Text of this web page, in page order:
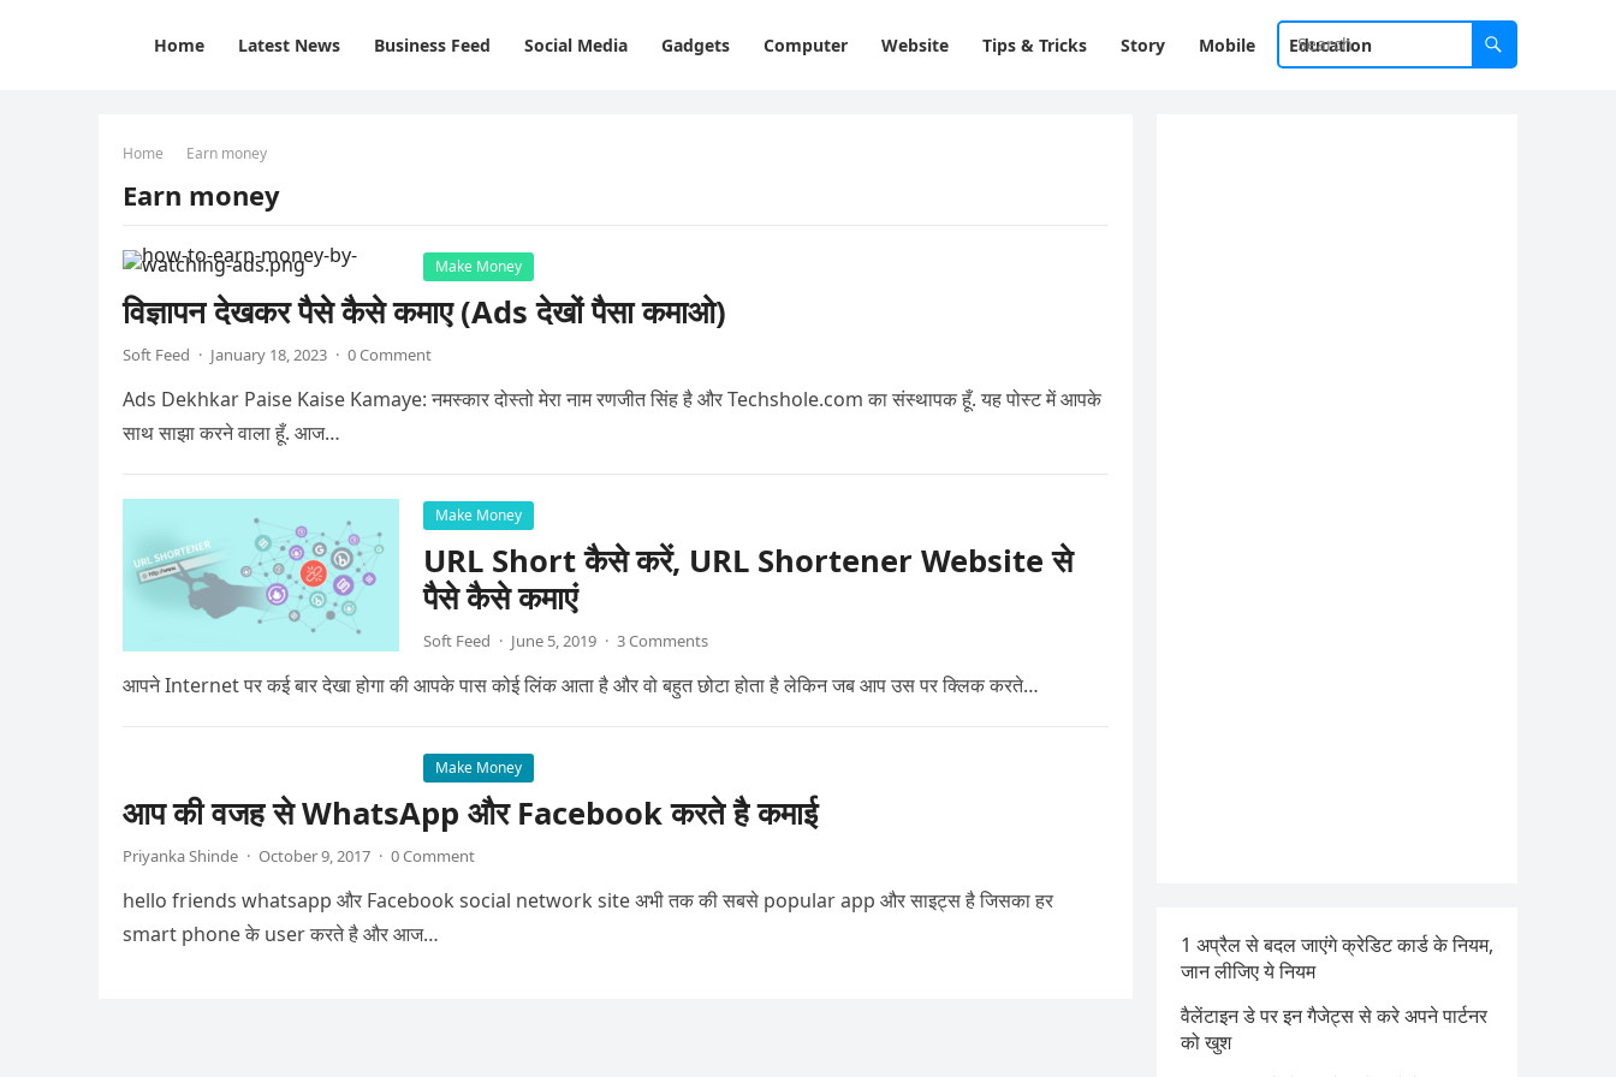
Home Latest News Business Feed Social Media Gadgets Computer Website Tips & Tricks Story Mobile Education
Home Earn money
Earn money
Make Money
विज्ञापन देखकर पैसे कैसे कमाए (Ads देखों पैसा कमाओ)
Soft Feed · January 18, 2023 · 0 Comment
Ads Dekhkar Paise Kaise Kamaye: नमस्कार दोस्तो मेरा नाम रणजीत सिंह है और Techshole.com का संस्थापक हूँ. यह पोस्ट में आपके
साथ साझा करने वाला हूँ. आज…
Make Money
URL Short कैसे करें, URL Shortener Website से
पैसे कैसे कमाएं
Soft Feed · June 5, 2019 · 3 Comments
आपने Internet पर कई बार देखा होगा की आपके पास कोई लिंक आता है और वो बहुत छोटा होता है लेकिन जब आप उस पर क्लिक करते…
Make Money
आप की वजह से WhatsApp और Facebook करते है कमाई
Priyanka Shinde · October 9, 2017 · 0 Comment
hello friends whatsapp और Facebook social network site अभी तक की सबसे popular app और साइट्स है जिसका हर
smart phone के user करते है और आज…
1 अप्रैल से बदल जाएंगे क्रेडिट कार्ड के नियम,
जान लीजिए ये नियम
वैलेंटाइन डे पर इन गैजेट्स से करे अपने पार्टनर
को खुश